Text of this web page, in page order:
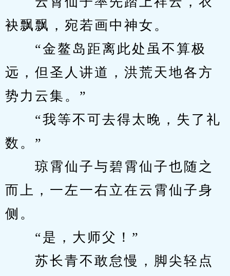
袂飘飘，宛若画中神女。
“金鳌岛距离此处虽不算极
远，但圣人讲道，洪荒天地各方
势力云集。”
“我等不可去得太晚，失了礼
数。”
琼霄仙子与碧霄仙子也随之
而上，一左一右立在云霄仙子身
侧。
“是，大师父！”
苏长青不敢怠慢，脚尖轻点